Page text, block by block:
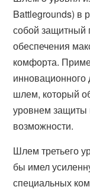
Battlegrounds) в
собой защитный
обеспечения
комфорта.
инновационного
шлем, который
уровнем защиты
возможности.
Шлем третьего
бы имел
специальных